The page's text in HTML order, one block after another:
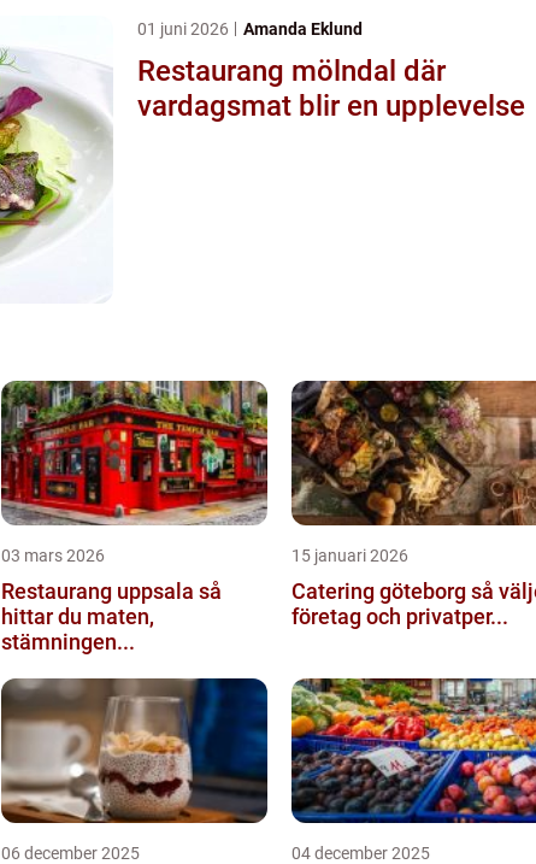
01 juni 2026 Amanda Eklund
Restaurang mölndal där
vardagsmat blir en upplevelse
03 mars 2026
Restaurang uppsala så
hittar du maten,
stämningen...
15 januari 2026
Catering göteborg så väljer
företag och privatper...
06 december 2025 04 december 2025